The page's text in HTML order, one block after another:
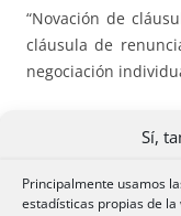
Sí,
Principalmente usamos
estadísticas propias de la
“Novación de
cláusula de
negociación
STS, Sala Primera,
“Acción
cantidades
consumidores